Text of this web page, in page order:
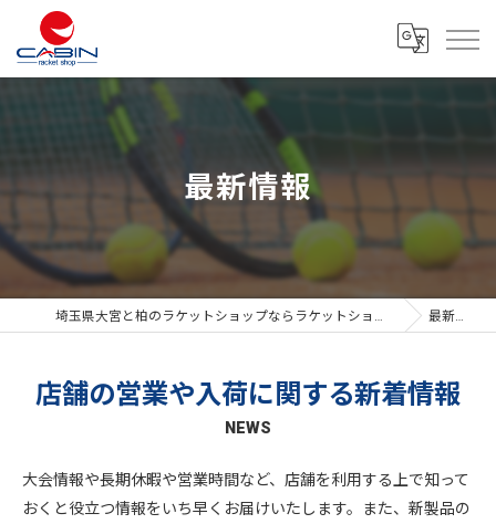
最新情報
埼玉県大宮と柏のラケットショップならラケットショップキャビン 最新情報
店舗の営業や入荷に関する新着情報
NEWS
大会情報や長期休暇や営業時間など、店舗を利用する上で知って
おくと役立つ情報をいち早くお届けいたします。また、新製品の